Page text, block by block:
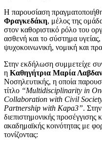
Η παρουσίαση
Φραγκεδάκη, μέλος της
στον καθοριστικό ρόλο του
ασθενή και το σύστημα
ψυχοκοινωνική, νομική και
Στην εκδήλωση συμμετείχε
η Καθηγήτρια Μαρία
Νοσηλευτικής, η οποία
τίτλο “Multidisciplinarity in
Collaboration with Civil
Partnership with Kapa3”.
διεπιστημονικής προσέγγισης
ακαδημαϊκής κοινότητας με
τονίζοντας: